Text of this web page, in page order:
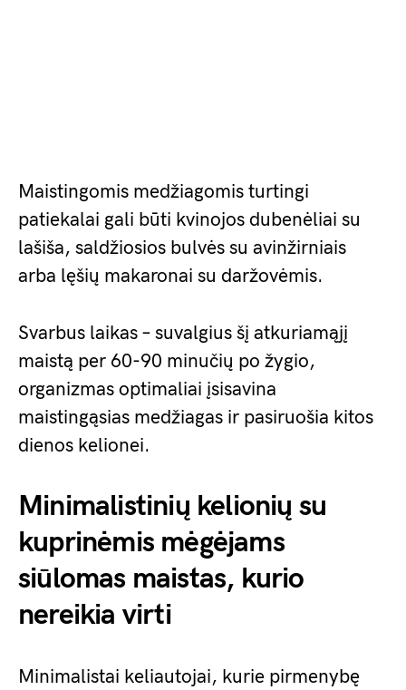
Maistingomis medžiagomis turtingi
patiekalai gali būti kvinojos dubenėliai su
lašiša, saldžiosios bulvės su avinžirniais
arba lęšių makaronai su daržovėmis.
Svarbus laikas – suvalgius šį atkuriamąjį
maistą per 60-90 minučių po žygio,
organizmas optimaliai įsisavina
maistingąsias medžiagas ir pasiruošia kitos
dienos kelionei.
Minimalistinių kelionių su
kuprinėmis mėgėjams
siūlomas maistas, kurio
nereikia virti
Minimalistai keliautojai, kurie pirmenybę